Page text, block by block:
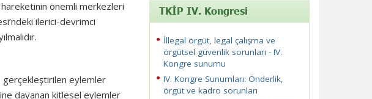
önemli merkezleri
ilerici-devrimci
gerçekleştirilen eylemler
dayanan kitlesel eylemler
TKİP IV. Kongresi
İllegal örgüt, legal çalışma ve
örgütsel güvenlik sorunları - IV.
Kongre sunumu
IV. Kongre Sunumları: Önderlik,
örgüt ve kadro sorunları